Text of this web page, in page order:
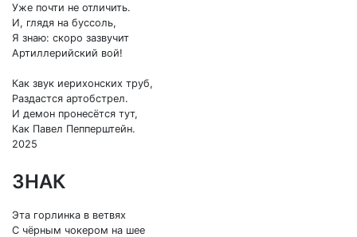
Уже почти не отличить.
И, глядя на буссоль,
Я знаю: скоро зазвучит
Артиллерийский вой!
Как звук иерихонских труб,
Раздастся артобстрел.
И демон пронесётся тут,
Как Павел Пепперштейн.
2025
ЗНАК
Эта горлинка в ветвях
С чёрным чокером на шее